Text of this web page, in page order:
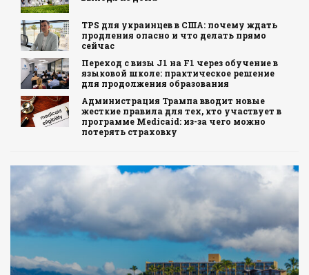
TPS для украинцев в США: почему ждать
продления опасно и что делать прямо
сейчас
Переход с визы J1 на F1 через обучение в
языковой школе: практическое решение
для продолжения образования
Администрация Трампа вводит новые
жесткие правила для тех, кто участвует в
программе Medicaid: из-за чего можно
потерять страховку